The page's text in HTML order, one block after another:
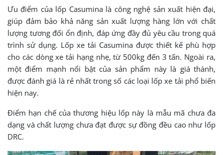
Ưu điểm của lốp Casumina là công nghệ sản xuất hiện đại,
giúp đảm bảo khả năng sản xuất lượng hàng lớn với chất
lượng tương đối ổn định, đáp ứng đầy đủ yêu cầu trong quá
trình sử dụng. Lốp xe tải Casumina được thiết kế phù hợp
cho các dòng xe tải hạng nhẹ, từ 500kg đến 3 tấn. Ngoài ra,
một điểm mạnh nổi bật của sản phẩm này là giá thành,
được đánh giá là rẻ nhất trong số các loại lốp xe tải phổ biến
hiện nay.
Điểm hạn chế của thương hiệu lốp này là mẫu mã chưa đa
dạng và chất lượng chưa đạt được sự đồng đều cao như lốp
DRC.